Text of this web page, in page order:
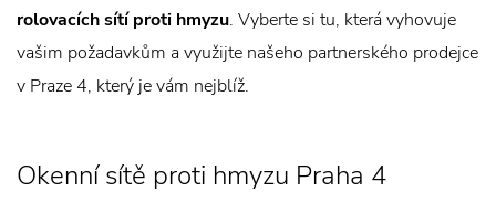
rolovacích sítí proti hmyzu. Vyberte si tu, která vyhovuje
vašim požadavkům a využijte našeho partnerského prodejce
v Praze 4, který je vám nejblíž.
Okenní sítě proti hmyzu Praha 4